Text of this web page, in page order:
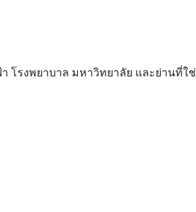
โรงพยาบาล มหาวิทยาลัย และย่านที่ใช่